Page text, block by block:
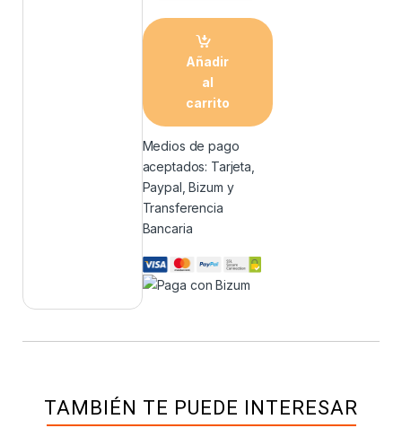
Añadir
al
carrito
Medios de pago
aceptados: Tarjeta,
Paypal, Bizum y
Transferencia
Bancaria
TAMBIÉN TE PUEDE INTERESAR